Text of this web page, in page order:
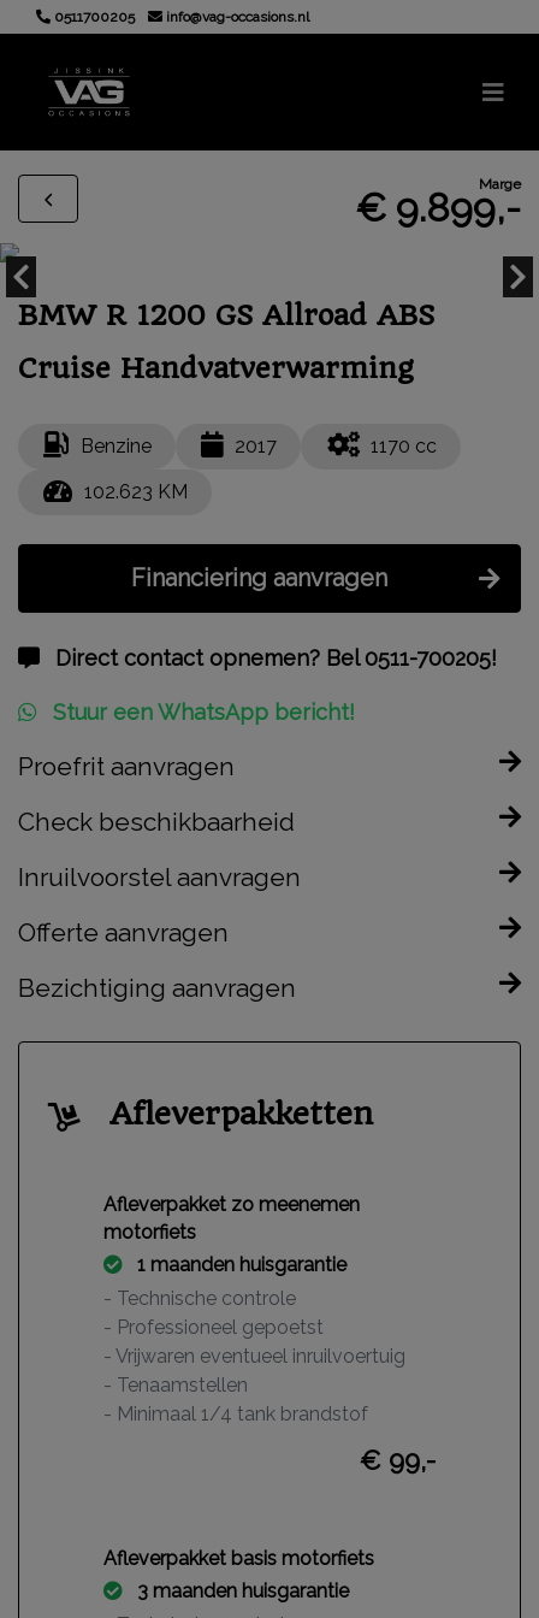
0511700205 info@vag-occasions.nl
Marge
€ 9.899,-
BMW R 1200 GS Allroad ABS
Cruise Handvatverwarming
Benzine 2017 1170 cc
102.623 KM
Financiering aanvragen
Direct contact opnemen? Bel 0511-700205!
Stuur een WhatsApp bericht!
Proefrit aanvragen
Check beschikbaarheid
Inruilvoorstel aanvragen
Offerte aanvragen
Bezichtiging aanvragen
Afleverpakketten
Afleverpakket zo meenemen
motorfiets
1 maanden huisgarantie
- Technische controle
- Professioneel gepoetst
- Vrijwaren eventueel inruilvoertuig
- Tenaamstellen
- Minimaal 1/4 tank brandstof
€ 99,-
Afleverpakket basis motorfiets
3 maanden huisgarantie